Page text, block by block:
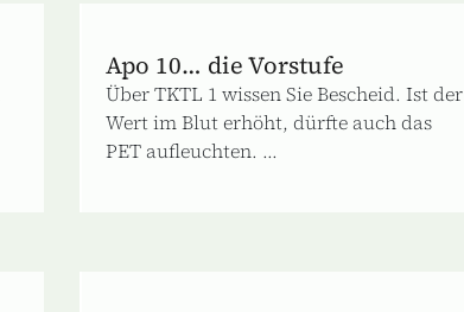
Apo 10… die Vorstufe
Über TKTL 1 wissen Sie Bescheid. Ist der
Wert im Blut erhöht, dürfte auch das
PET aufleuchten. ...